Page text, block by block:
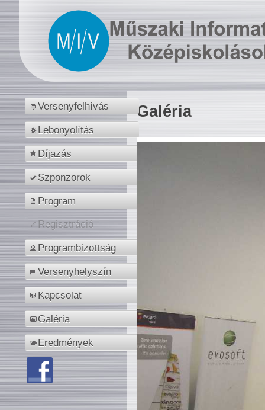
Versenyfelhívás
Lebonyolítás
Díjazás
Szponzorok
Program
Regisztráció
Programbizottság
Versenyhelyszín
Kapcsolat
Galéria
Eredmények
Galéria